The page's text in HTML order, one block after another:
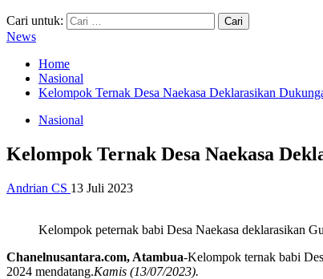
Cari untuk:
News
Home
Nasional
Kelompok Ternak Desa Naekasa Deklarasikan
Nasional
Kelompok Ternak Desa Naekasa
Andrian CS 13 Juli 2023
Kelompok peternak babi Desa Naekasa deklarasikan
Chanelnusantara.com, Atambua-Kelompok ternak babi
2024 mendatang.Kamis (13/07/2023).